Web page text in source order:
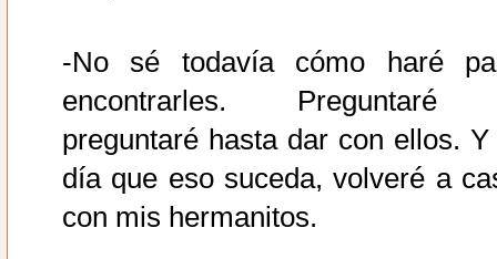
-No sé todavía cómo haré
encontrarles.
preguntaré hasta dar con ellos. Y
día que eso suceda, volveré a
con mis hermanitos.